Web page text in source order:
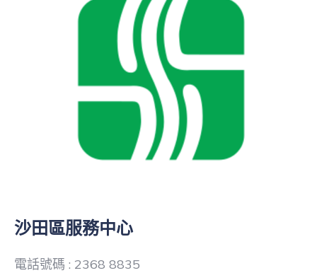
沙田區服務中心
電話號碼 : 2368 8835